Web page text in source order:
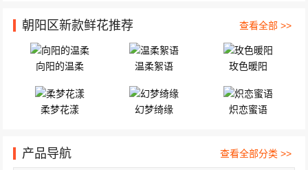
朝阳区新款鲜花推荐 查看全部 >>
向阳的温柔 温柔絮语 玫色暖阳
柔梦花漾 幻梦绮缘 炽恋蜜语
产品导航 查看全部分类 >>